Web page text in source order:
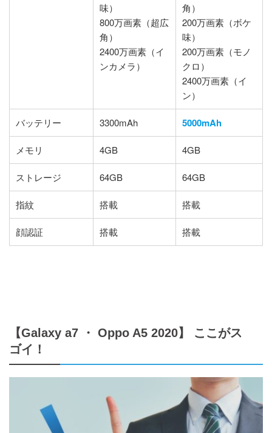
味）
800万画素（超広
角）
2400万画素（イ
ンカメラ）
角）
200万画素（ボケ
味）
200万画素（モノ
クロ）
2400万画素（イ
ン）
バッテリー 3300mAh 5000mAh
メモリ 4GB 4GB
ストレージ 64GB 64GB
指紋 搭載 搭載
顔認証 搭載 搭載
【Galaxy a7 ・ Oppo A5 2020】 ここがス
ゴイ！